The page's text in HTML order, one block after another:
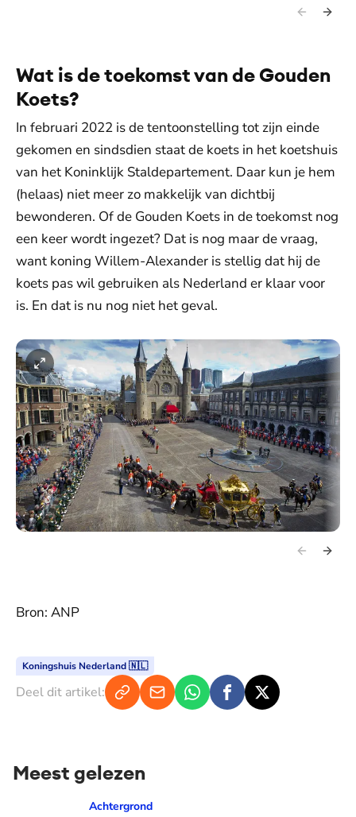
Wat is de toekomst van de Gouden
Koets?
In februari 2022 is de tentoonstelling tot zijn einde
gekomen en sindsdien staat de koets in het koetshuis
van het Koninklijk Staldepartement. Daar kun je hem
(helaas) niet meer zo makkelijk van dichtbij
bewonderen. Of de Gouden Koets in de toekomst nog
een keer wordt ingezet? Dat is nog maar de vraag,
want koning Willem-Alexander is stellig dat hij de
koets pas wil gebruiken als Nederland er klaar voor
is. En dat is nu nog niet het geval.
Bron: ANP
Koningshuis Nederland 🇳🇱
Deel dit artikel:
Meest gelezen
Prinses Amalia over dé traan van haar moeder: 'Mama
Achtergrond